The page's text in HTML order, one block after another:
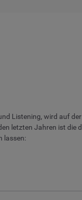
Listening, wird auf
letzten Jahren ist
lassen: